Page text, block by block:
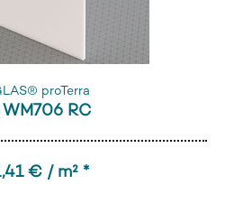
proTerra
RC
€ / m² *